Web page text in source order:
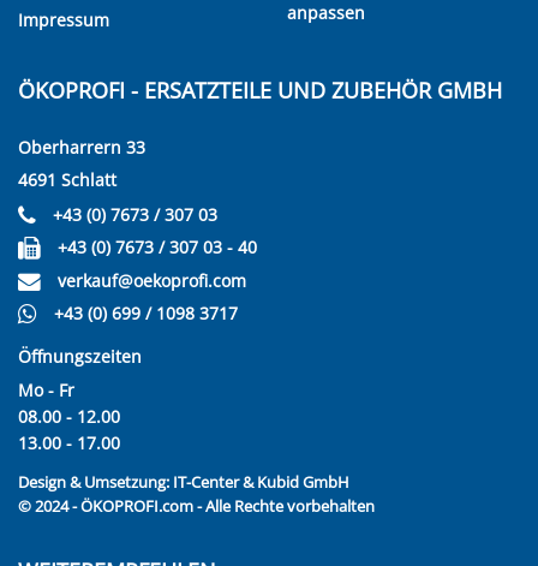
Impressum
anpassen
ÖKOPROFI - ERSATZTEILE UND ZUBEHÖR GMBH
Oberharrern 33
4691 Schlatt
+43 (0) 7673 / 307 03
+43 (0) 7673 / 307 03 - 40
verkauf@oekoprofi.com
+43 (0) 699 / 1098 3717
Öffnungszeiten
Mo - Fr
08.00 - 12.00
13.00 - 17.00
Design & Umsetzung: IT-Center & Kubid GmbH
© 2024 - ÖKOPROFI.com - Alle Rechte vorbehalten